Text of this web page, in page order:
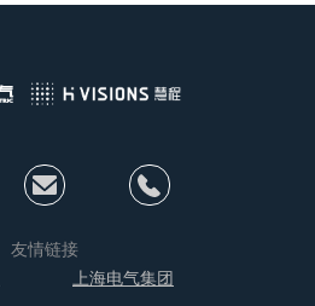
友情链接
上海电气集团